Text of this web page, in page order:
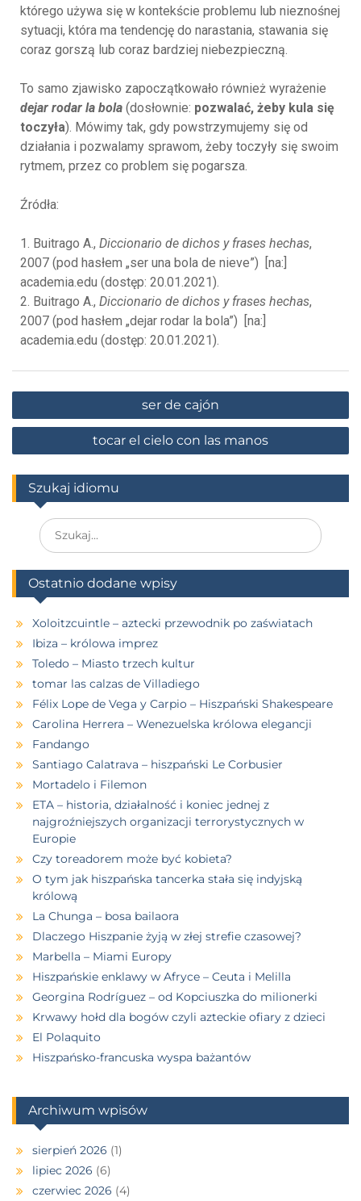
którego używa się w kontekście problemu lub nieznośnej
sytuacji, która ma tendencję do narastania, stawania się
coraz gorszą lub coraz bardziej niebezpieczną.
To samo zjawisko zapoczątkowało również wyrażenie
dejar rodar la bola (dosłownie: pozwalać, żeby kula się
toczyła). Mówimy tak, gdy powstrzymujemy się od
działania i pozwalamy sprawom, żeby toczyły się swoim
rytmem, przez co problem się pogarsza.
Źródła:
1. Buitrago A., Diccionario de dichos y frases hechas,
2007 (pod hasłem „ser una bola de nieve”) [na:]
academia.edu (dostęp: 20.01.2021).
2. Buitrago A., Diccionario de dichos y frases hechas,
2007 (pod hasłem „dejar rodar la bola”) [na:]
academia.edu (dostęp: 20.01.2021).
ser de cajón
tocar el cielo con las manos
Szukaj idiomu
Ostatnio dodane wpisy
Xoloitzcuintle – aztecki przewodnik po zaświatach
Ibiza – królowa imprez
Toledo – Miasto trzech kultur
tomar las calzas de Villadiego
Félix Lope de Vega y Carpio – Hiszpański Shakespeare
Carolina Herrera – Wenezuelska królowa elegancji
Fandango
Santiago Calatrava – hiszpański Le Corbusier
Mortadelo i Filemon
ETA – historia, działalność i koniec jednej z
najgroźniejszych organizacji terrorystycznych w
Europie
Czy toreadorem może być kobieta?
O tym jak hiszpańska tancerka stała się indyjską
królową
La Chunga – bosa bailaora
Dlaczego Hiszpanie żyją w złej strefie czasowej?
Marbella – Miami Europy
Hiszpańskie enklawy w Afryce – Ceuta i Melilla
Georgina Rodríguez – od Kopciuszka do milionerki
Krwawy hołd dla bogów czyli azteckie ofiary z dzieci
El Polaquito
Hiszpańsko-francuska wyspa bażantów
Archiwum wpisów
sierpień 2026 (1)
lipiec 2026 (6)
czerwiec 2026 (4)